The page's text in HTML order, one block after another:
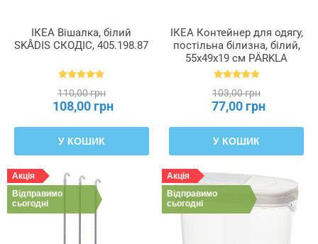
ІКЕА Вішалка, білий
SKÅDIS СКОДІС, 405.198.87
110,00 грн
108,00 грн
У КОШИК
ІКЕА Контейнер для одягу,
постільна білизна, білий,
55x49x19 см PÄRKLA
ПЕРКЛА, 503.953.82
103,00 грн
77,00 грн
У КОШИК
Акція
Відправимо
сьогодні
Акція
Відправимо
сьогодні